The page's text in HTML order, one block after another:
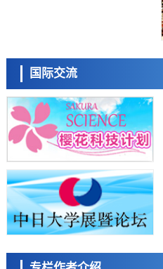
庆应义塾大学阐明脑内“游击手”小
制，有望用于开发阿尔茨海默病等
劣化抑制机制，为提升轮胎安全性
科学研究
近畿大学等发现植物染料“日本茜”
成为新型功能性材料
科学研究
群马大学开发针对难治性癫痫的新型
子抑制发作
科学研究
九州大学揭示夜间眼压升高机制：两
科学研究
东京都产技研采用新手法开发出可
证电容器可在汽车发动机等高温环境
经济・社会
日本生成式AI使用者占比一年内翻倍
政策
国际交流
流员
小岩井忠道